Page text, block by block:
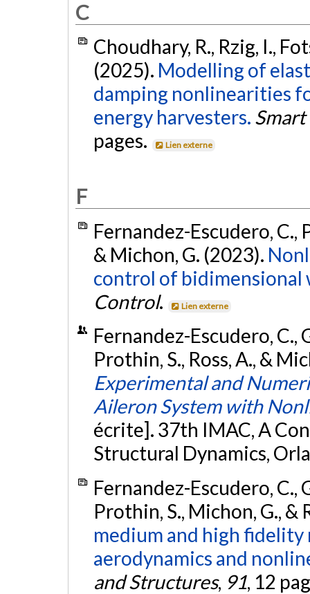
C
Choudhary, R., Rzig, I.,
(2025). Modelling of
damping nonlinearities
energy harvesters.
pages.
Lien externe
F
Fernandez-Escudero, C.,
& Michon, G. (2023).
control of bidimensional
Control. Lien externe
Fernandez-Escudero, C.,
Prothin, S., Ross, A., &
Experimental and
Aileron System with
écrite]. 37th IMAC, A
Structural Dynamics,
Fernandez-Escudero, C.,
Prothin, S., Michon, G., &
medium and high
aerodynamics and
and Structures, 91, 12